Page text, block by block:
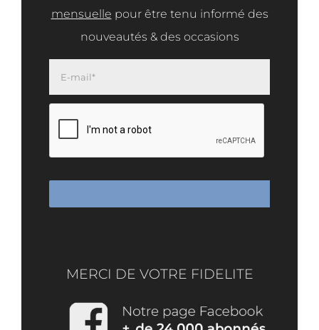
mensuelle pour être tenu informé des
nouveautés & des occasions
MERCI DE VOTRE FIDELITE